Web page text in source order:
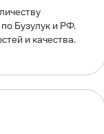
Бузулук и РФ.
и качества.